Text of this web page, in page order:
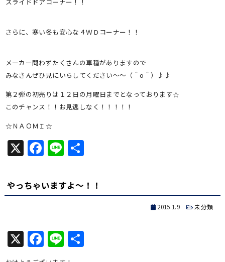
さらに、寒い冬も安心な４ＷＤコーナー！！
メーカー問わずたくさんの車種がありますので
みなさんぜひ見にいらしてください～～（＾o＾）♪♪
第２弾の初売りは１２日の月曜日までとなっております☆
このチャンス！！お見逃しなく！！！！！
☆ＮＡＯＭＩ☆
X Facebook
Line共
やっちゃいますよ～！！
2015.1.9 未分類
X Facebook
Line共